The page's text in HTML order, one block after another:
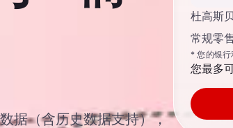
据（含历史数据支持），
杜高斯
常规零
* 您的银
您最多